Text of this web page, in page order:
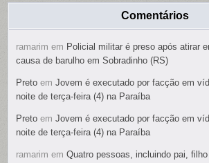
Comentários
ramarim em Policial militar é preso após atirar
causa de barulho em Sobradinho (RS)
Preto emJovem é executado por facção em
noite de terça-feira (4) na Paraíba
Preto emJovem é executado por facção em
noite de terça-feira (4) na Paraíba
ramarim emQuatro pessoas, incluindo pai,